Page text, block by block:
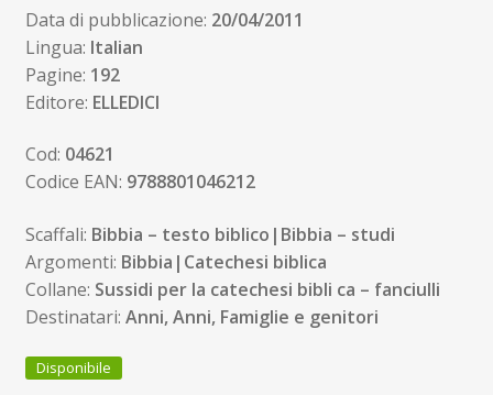
Data di pubblicazione: 20/04/2011
Lingua: Italian
Pagine: 192
Editore: ELLEDICI
Cod: 04621
Codice EAN: 9788801046212
Scaffali: Bibbia – testo biblico|Bibbia – studi
Argomenti: Bibbia|Catechesi biblica
Collane: Sussidi per la catechesi bibli ca – fanciulli
Destinatari: Anni, Anni, Famiglie e genitori
Disponibile